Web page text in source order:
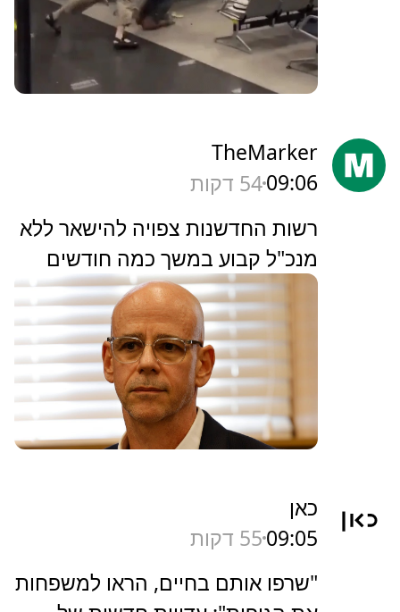
TheMarker
09:0654 דקות
‏רשות החדשנות צפויה להישאר ללא
מנכ"ל קבוע במשך כמה חודשים
כאן
09:0555 דקות
"שרפו אותם בחיים, הראו למשפחות